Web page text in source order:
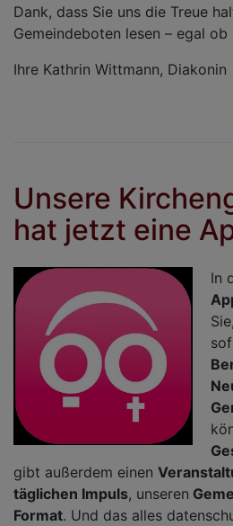
Dank, dass Sie uns die Treue
Gemeindeboten lesen – egal
Ihre Kathrin Wittmann, Diakonin
Unsere
hat jetzt eine
In
gibt außerdem einen
täglichen Impuls, unseren
Format. Und das alles